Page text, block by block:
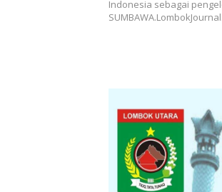
Indonesia sebagai